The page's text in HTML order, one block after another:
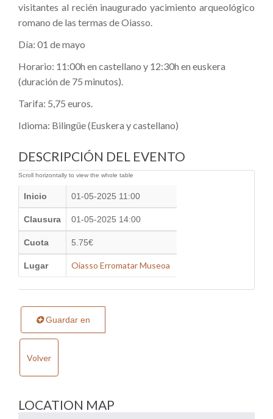
visitantes al recién inaugurado yacimiento arqueológico
romano de las termas de Oiasso.
Día: 01 de mayo
Horario: 11:00h en castellano y 12:30h en euskera
(duración de 75 minutos).
Tarifa: 5,75 euros.
Idioma: Bilingüe (Euskera y castellano)
DESCRIPCIÓN DEL EVENTO
Inicio 01-05-2025 11:00
Clausura 01-05-2025 14:00
Cuota 5.75€
Lugar Oiasso Erromatar Museoa
Guardar en
Volver
LOCATION MAP